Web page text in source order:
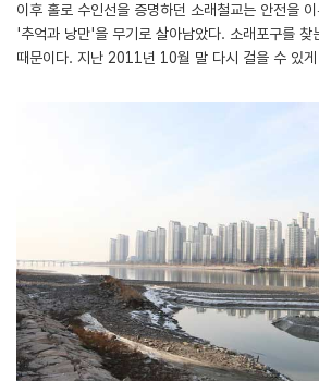
이후 홀로 수인선을 증명하던 소래철교는 안전을
'추억과 낭만'을 무기로 살아남았다. 소래포구를 찾
때문이다. 지난 2011년 10월 말 다시 걸을 수 있게